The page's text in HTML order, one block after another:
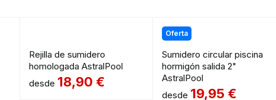
Rejilla de sumidero
homologada AstralPool
desde 18,90 €
Oferta
Sumidero circular piscina
hormigón salida 2"
AstralPool
desde 19,95 €